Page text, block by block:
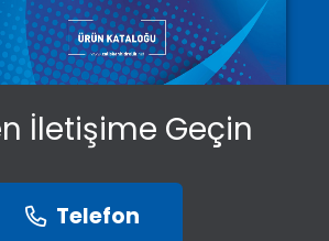
İletişime Geçin
Telefon